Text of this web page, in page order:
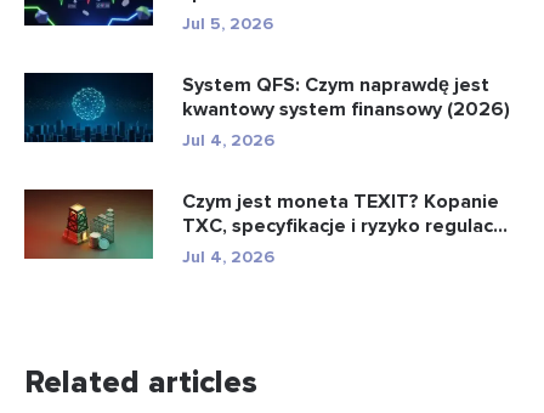
Jul 5, 2026
System QFS: Czym naprawdę jest
kwantowy system finansowy (2026)
Jul 4, 2026
Czym jest moneta TEXIT? Kopanie
TXC, specyfikacje i ryzyko regulac...
Jul 4, 2026
Related articles